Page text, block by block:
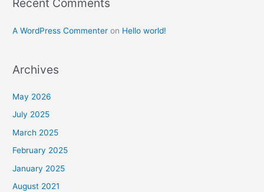
Recent Comments
A WordPress Commenter on Hello world!
Archives
May 2026
July 2025
March 2025
February 2025
January 2025
August 2021